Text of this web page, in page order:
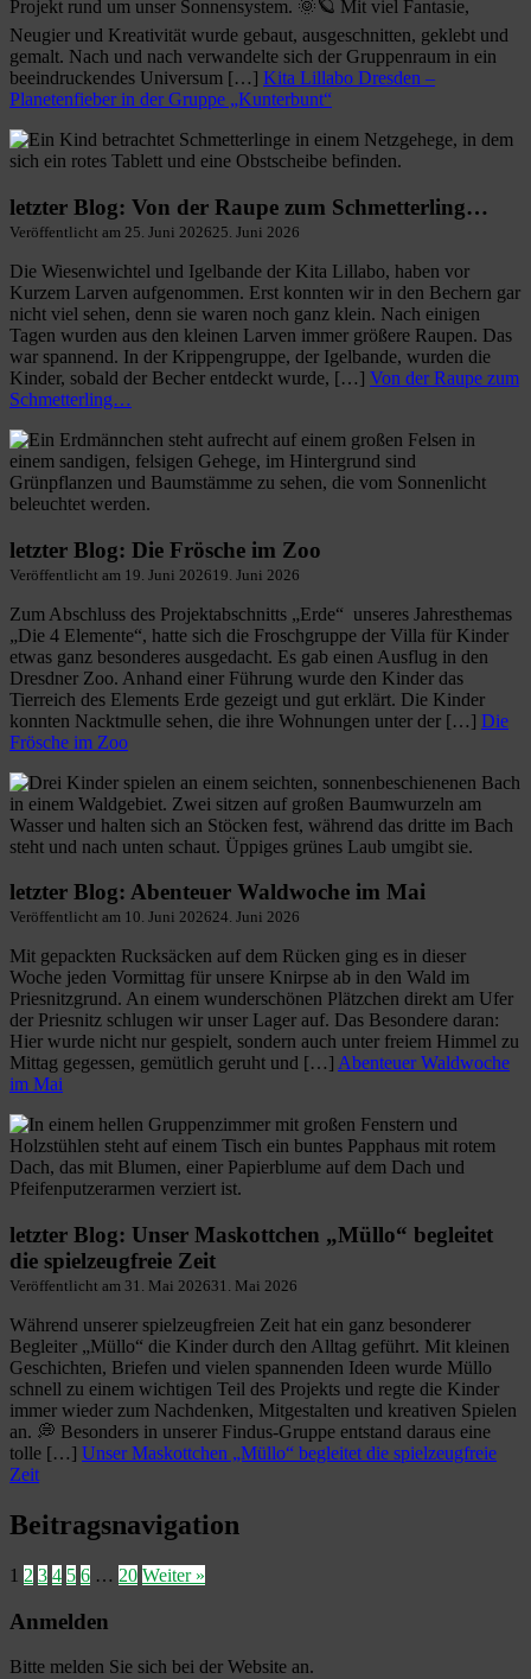
Projekt rund um unser Sonnensystem. 🌞🪐 Mit viel Fantasie,
Neugier und Kreativität wurde gebaut, ausgeschnitten, geklebt und
gemalt. Nach und nach verwandelte sich der Gruppenraum in ein
beeindruckendes Universum […] Kita Lillabo Dresden –
Planetenfieber in der Gruppe „Kunterbunt“
letzter Blog: Von der Raupe zum Schmetterling…
Veröffentlicht am 25. Juni 202625. Juni 2026
Die Wiesenwichtel und Igelbande der Kita Lillabo, haben vor
Kurzem Larven aufgenommen. Erst konnten wir in den Bechern gar
nicht viel sehen, denn sie waren noch ganz klein. Nach einigen
Tagen wurden aus den kleinen Larven immer größere Raupen. Das
war spannend. In der Krippengruppe, der Igelbande, wurden die
Kinder, sobald der Becher entdeckt wurde, […] Von der Raupe zum
Schmetterling…
letzter Blog: Die Frösche im Zoo
Veröffentlicht am 19. Juni 202619. Juni 2026
Zum Abschluss des Projektabschnitts „Erde“ unseres Jahresthemas
„Die 4 Elemente“, hatte sich die Froschgruppe der Villa für Kinder
etwas ganz besonderes ausgedacht. Es gab einen Ausflug in den
Dresdner Zoo. Anhand einer Führung wurde den Kinder das
Tierreich des Elements Erde gezeigt und gut erklärt. Die Kinder
konnten Nacktmulle sehen, die ihre Wohnungen unter der […] Die
Frösche im Zoo
letzter Blog: Abenteuer Waldwoche im Mai
Veröffentlicht am 10. Juni 202624. Juni 2026
Mit gepackten Rucksäcken auf dem Rücken ging es in dieser
Woche jeden Vormittag für unsere Knirpse ab in den Wald im
Priesnitzgrund. An einem wunderschönen Plätzchen direkt am Ufer
der Priesnitz schlugen wir unser Lager auf. Das Besondere daran:
Hier wurde nicht nur gespielt, sondern auch unter freiem Himmel zu
Mittag gegessen, gemütlich geruht und […] Abenteuer Waldwoche
im Mai
letzter Blog: Unser Maskottchen „Müllo“ begleitet
die spielzeugfreie Zeit
Veröffentlicht am 31. Mai 202631. Mai 2026
Während unserer spielzeugfreien Zeit hat ein ganz besonderer
Begleiter „Müllo“ die Kinder durch den Alltag geführt. Mit kleinen
Geschichten, Briefen und vielen spannenden Ideen wurde Müllo
schnell zu einem wichtigen Teil des Projekts und regte die Kinder
immer wieder zum Nachdenken, Mitgestalten und kreativen Spielen
an. 💭 Besonders in unserer Findus-Gruppe entstand daraus eine
tolle […] Unser Maskottchen „Müllo“ begleitet die spielzeugfreie
Zeit
Beitragsnavigation
1 2 3 4 5 6 … 20 Weiter »
Anmelden
Bitte melden Sie sich bei der Website an.